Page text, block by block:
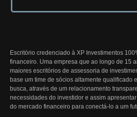
Escritório credenciado à XP Investimentos
financeiro. Uma empresa que ao longo de 15
maiores escritórios de assessoria de
base um time de sócios altamente qualificado
busca, através de um relacionamento
necessidades do investidor e assim
do mercado financeiro para conectá-lo a um